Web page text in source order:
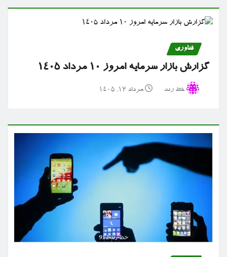
فناوری
گزارش بازار سرمایه امروز ۱۰ مرداد ۱۴۰۵
خط رند مرداد ۱۲, ۱۴۰۵